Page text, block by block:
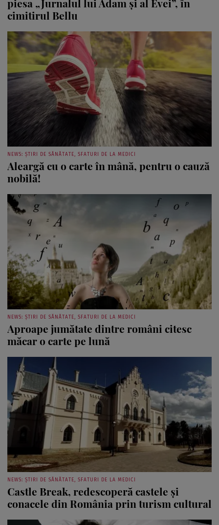
piesa „Jurnalul lui Adam şi al Evei”, în
cimitirul Bellu
NEWS: ȘTIRI DE SĂNĂTATE, SFATURI DE LA MEDICI
Aleargă cu o carte în mână, pentru o cauză
nobilă!
NEWS: ȘTIRI DE SĂNĂTATE, SFATURI DE LA MEDICI
Aproape jumătate dintre români citesc
măcar o carte pe lună
NEWS: ȘTIRI DE SĂNĂTATE, SFATURI DE LA MEDICI
Castle Break, redescoperă castele şi
conacele din România prin turism cultural